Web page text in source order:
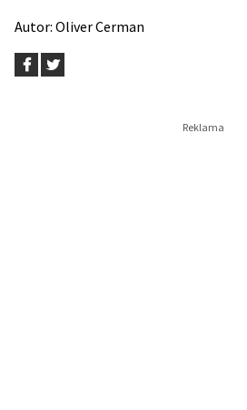
Autor: Oliver Cerman